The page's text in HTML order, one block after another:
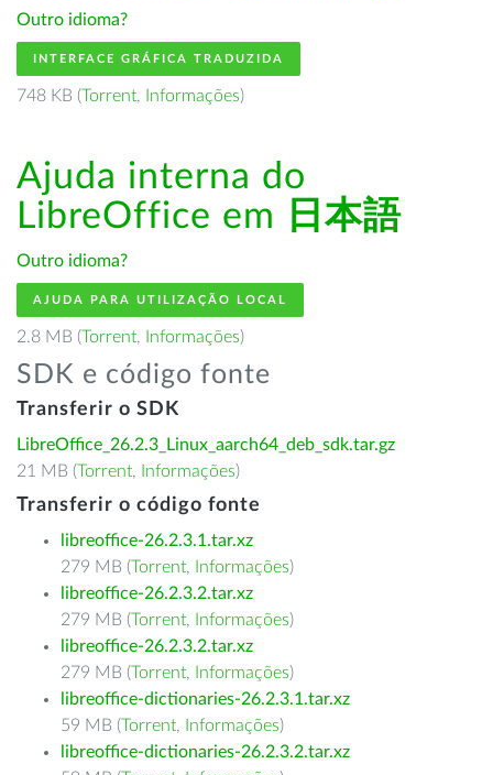
Outro idioma?
INTERFACE GRÁFICA TRADUZIDA
748 KB (Torrent, Informações)
Ajuda interna do
LibreOffice em
日本語
Outro idioma?
AJUDA PARA UTILIZAÇÃO LOCAL
2.8 MB (Torrent, Informações)
SDK e código fonte
Transferir o SDK
LibreOffice_26.2.3_Linux_aarch64_deb_sdk.tar.gz
21 MB (Torrent, Informações)
Transferir o código fonte
libreoffice-26.2.3.1.tar.xz
279 MB (Torrent, Informações)
libreoffice-26.2.3.2.tar.xz
279 MB (Torrent, Informações)
libreoffice-26.2.3.2.tar.xz
279 MB (Torrent, Informações)
libreoffice-dictionaries-26.2.3.1.tar.xz
59 MB (Torrent, Informações)
libreoffice-dictionaries-26.2.3.2.tar.xz